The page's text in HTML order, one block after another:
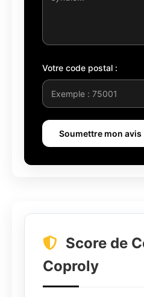
Votre code postal :
Soumettre mon avis
Score de
Coproly